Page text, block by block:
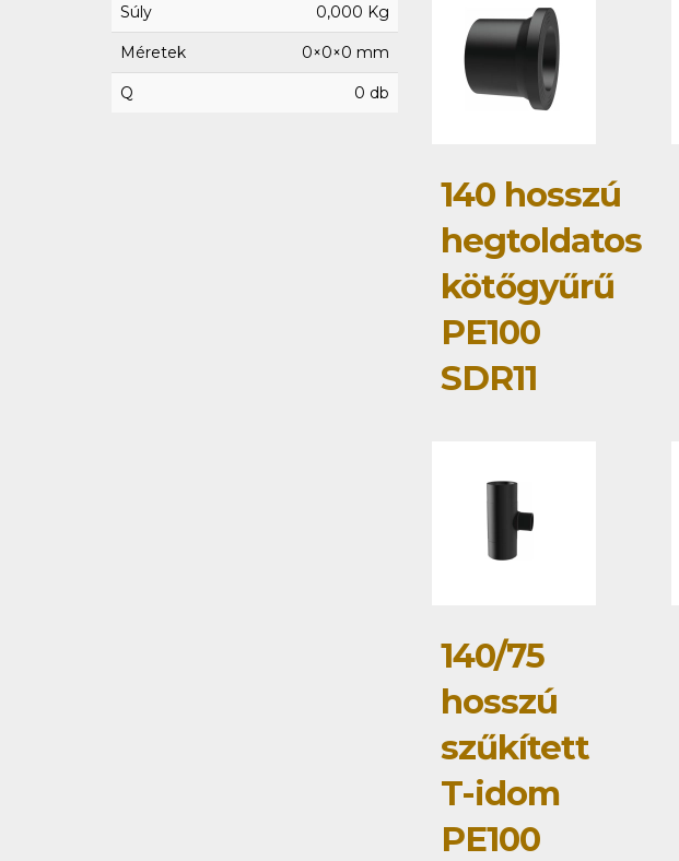
Súly 0,000 Kg
Méretek 0×0×0 mm
Q 0 db
140 hosszú
hegtoldatos
kötőgyűrű
PE100
SDR11
140/75
hosszú
szűkített
T-idom
PE100